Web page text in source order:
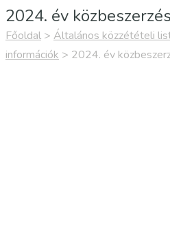
2024. év
Főoldal > Általános közzétételi
információk > 2024. év